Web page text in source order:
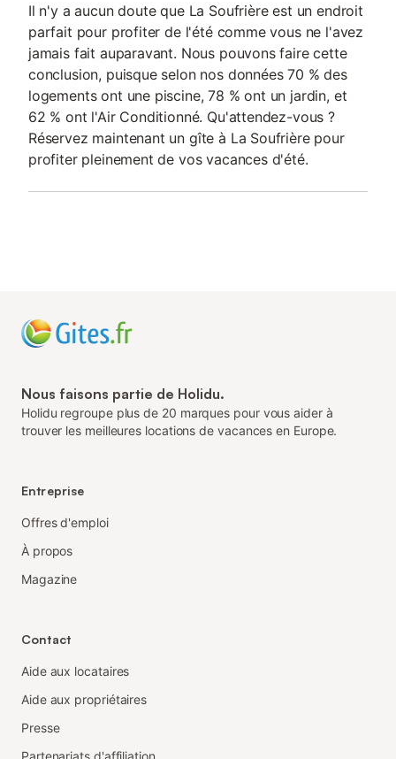
Il n'y a aucun doute que La Soufrière est un endroit
parfait pour profiter de l'été comme vous ne l'avez
jamais fait auparavant. Nous pouvons faire cette
conclusion, puisque selon nos données 70 % des
logements ont une piscine, 78 % ont un jardin, et
62 % ont l'Air Conditionné. Qu'attendez-vous ?
Réservez maintenant un gîte à La Soufrière pour
profiter pleinement de vos vacances d'été.
Nous faisons partie de Holidu.
Holidu regroupe plus de 20 marques pour vous aider à
trouver les meilleures locations de vacances en Europe.
Entreprise
Offres d'emploi
À propos
Magazine
Contact
Aide aux locataires
Aide aux propriétaires
Presse
Partenariats d'affiliation